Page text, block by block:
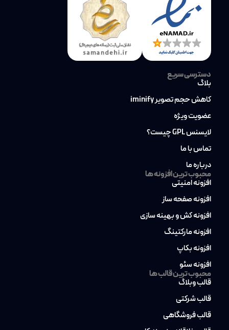
دسترسی سریع
بلاگ
کاهش حجم تصویر iminify
عضویت ویژه
لایسنس GPL چیست؟
تماس با ما
درباره ما
محبوب ترین افزونه ها
افزونه امنیتی
افزونه صفحه ساز
افزونه کش و بهینه سازی
افزونه مارکتینگ
افزونه بکاپ
افزونه سئو
محبوب ترین قالب ها
قالب وبلاگ
قالب شرکتی
قالب فروشگاهی